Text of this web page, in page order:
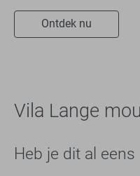
Ontdek nu
Vila Lange
Heb je dit al eens